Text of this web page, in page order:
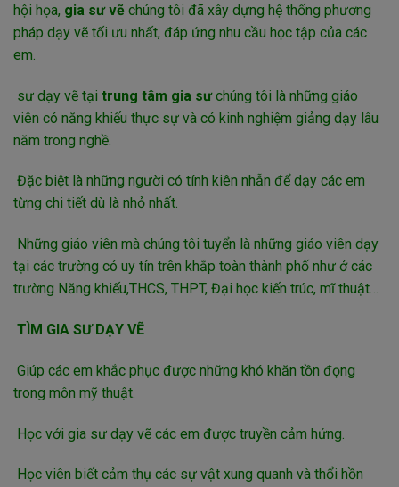
hội họa, gia sư vẽ chúng tôi đã xây dựng hệ thống phương
pháp dạy vẽ tối ưu nhất, đáp ứng nhu cầu học tập của các
em.
sư dạy vẽ tại trung tâm gia sưchúng tôi là những giáo
viên có năng khiếu thực sự và có kinh nghiệm giảng dạy lâu
năm trong nghề.
Đặc biệt là những người có tính kiên nhẫn để dạy các em
từng chi tiết dù là nhỏ nhất.
Những giáo viên mà chúng tôi tuyển là những giáo viên dạy
tại các trường có uy tín trên khắp toàn thành phố như ở các
trường Năng khiếu,THCS, THPT, Đại học kiến trúc, mĩ thuật…
TÌM GIA SƯ DẠY VẼ
Giúp các em khắc phục được những khó khăn tồn đọng
trong môn mỹ thuật.
Học với gia sư dạy vẽ các em được truyền cảm hứng.
Học viên biết cảm thụ các sự vật xung quanh và thổi hồn